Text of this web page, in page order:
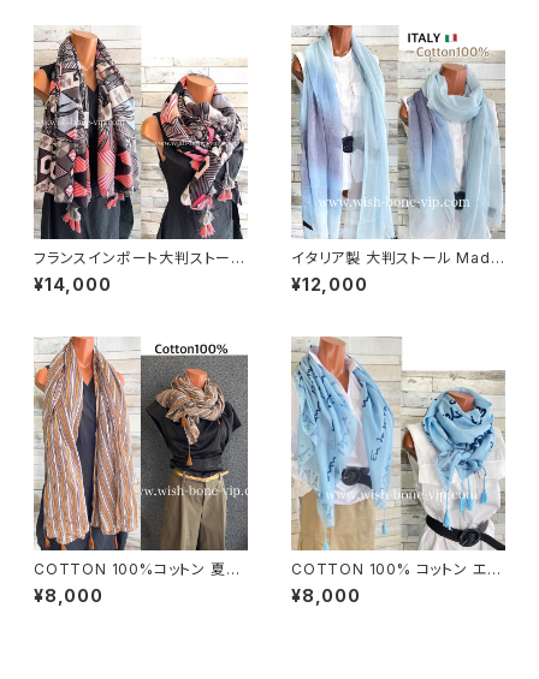
フランスインポート大判ストー
ル・スクエア調タッセル付き ポリ
エステル ストール・スカーフ｜幾
¥14,000
イタリア製 大判ストール Made
in ITALY COTTON 100% コ
ットン｜ロングストール・心地よ
¥12,000
COTTON 100%コットン 夏の
ストール インポート大判・ロング
ストール・通気性・肌触り良いス
¥8,000
COTTON 100% コットン エッ
フェル塔 インポート大判ストー
ル ・心地よい肌触りのスカーフ/
¥8,000